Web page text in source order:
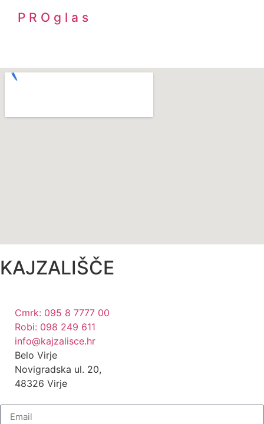
P R O g l a s
KAJZALIŠČE
Cmrk: 095 8 7777 00
Robi: 098 249 611
info@kajzalisce.hr
Belo Virje
Novigradska ul. 20,
48326 Virje